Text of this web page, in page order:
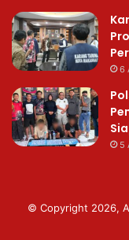
6
5
© Copyright 2026,